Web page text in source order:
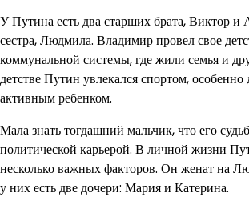
У Путина есть два старших брата, Виктор и
сестра, Людмила. Владимир провел свое
коммунальной системы, где жили семья и
детстве Путин увлекался спортом,
активным ребенком.
Мала знать тогдашний мальчик, что его
политической карьерой. В личной жизни
несколько важных факторов. Он женат на
у них есть две дочери: Мария и Катерина.